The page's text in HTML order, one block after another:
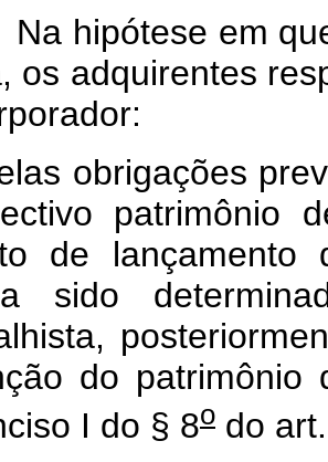
hipótese em
os adquirentes
obrigações
patrimônio
de lançamento
sido
do patrimônio
I do § 8o do